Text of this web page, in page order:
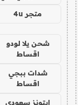
متجر 4u
شحن يلا لودو
اقساط
شدات ببجي
اقساط
ايتونز سعودي